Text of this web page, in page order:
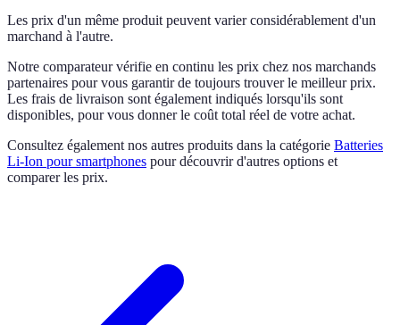
Les prix d'un même produit peuvent varier considérablement d'un
marchand à l'autre.
Notre comparateur vérifie en continu les prix chez nos marchands
partenaires pour vous garantir de toujours trouver le meilleur prix.
Les frais de livraison sont également indiqués lorsqu'ils sont
disponibles, pour vous donner le coût total réel de votre achat.
Consultez également nos autres produits dans la catégorie Batteries
Li-Ion pour smartphones pour découvrir d'autres options et
comparer les prix.